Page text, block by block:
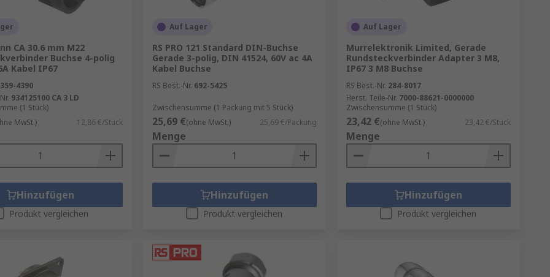
CA 30.6 mm M22
Buchse 4-polig
Kabel IP67
359-4390
934125100 CA 3 LD
(1 Stück)
MwSt.) 12,86 €/Stück
Hinzufügen
Produkt vergleichen
Auf Lager
RS PRO 121 Standard DIN-Buchse
Gerade 3-polig, DIN 41524, 60V ac 4A
Kabel Buchse
RS Best.-Nr. 692-5425
Zwischensumme (1 Packung mit 5 Stück)
25,69 €(ohne MwSt.) 25,69 €/Packung
Menge
Hinzufügen
Produkt vergleichen
Auf Lager
Murrelektronik Limited, Gerade
Rundsteckverbinder Adapter 3 M8,
IP67 3 M8 Buchse
RS Best.-Nr. 284-8017
Herst. Teile-Nr. 7000-88621-0000000
Zwischensumme (1 Stück)
23,42 €(ohne MwSt.) 23,42 €/Stück
Menge
Hinzufügen
Produkt vergleichen